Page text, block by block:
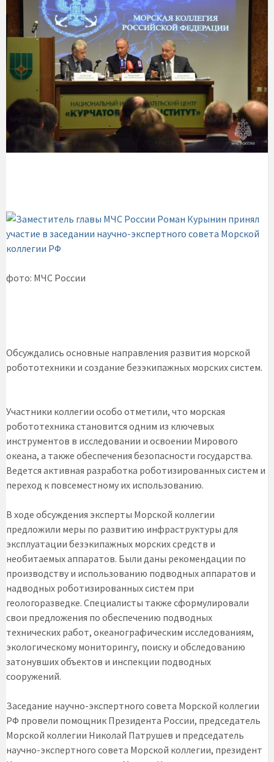
фото: МЧС России
Обсуждались основные направления развития морской
робототехники и создание безэкипажных морских систем.
Участники коллегии особо отметили, что морская
робототехника становится одним из ключевых
инструментов в исследовании и освоении Мирового
океана, а также обеспечения безопасности государства.
Ведется активная разработка роботизированных систем и
переход к повсеместному их использованию.
В ходе обсуждения эксперты Морской коллегии
предложили меры по развитию инфраструктуры для
эксплуатации безэкипажных морских средств и
необитаемых аппаратов. Были даны рекомендации по
производству и использованию подводных аппаратов и
надводных роботизированных систем при
геологоразведке. Специалисты также сформулировали
свои предложения по обеспечению подводных
технических работ, океанографическим исследованиям,
экологическому мониторингу, поиску и обследованию
затонувших объектов и инспекции подводных
сооружений.
Заседание научно-экспертного совета Морской коллегии
РФ провели помощник Президента России, председатель
Морской коллегии Николай Патрушев и председатель
научно-экспертного совета Морской коллегии, президент